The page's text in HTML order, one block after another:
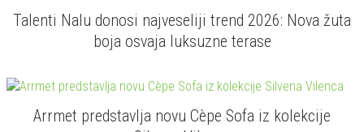
Talenti Nalu donosi najveseliji trend 2026: Nova žuta
boja osvaja luksuzne terase
Arrmet predstavlja novu Cèpe Sofa iz kolekcije